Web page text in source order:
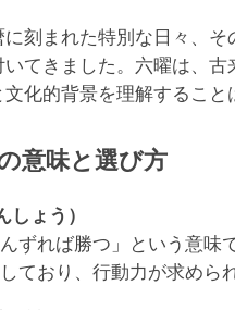
に刻まれた特別な日々、
てきました。六曜は、
化的背景を理解すること
意味と選び方
しょう）
んずれば勝つ」という意
ており、行動力が求めら